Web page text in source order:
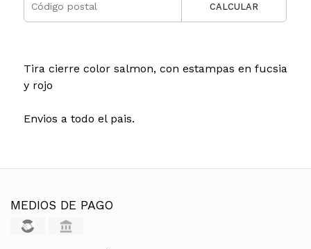
CALCULAR
Tira cierre color salmon, con estampas en fucsia
y rojo
Envios a todo el pais.
MEDIOS DE PAGO